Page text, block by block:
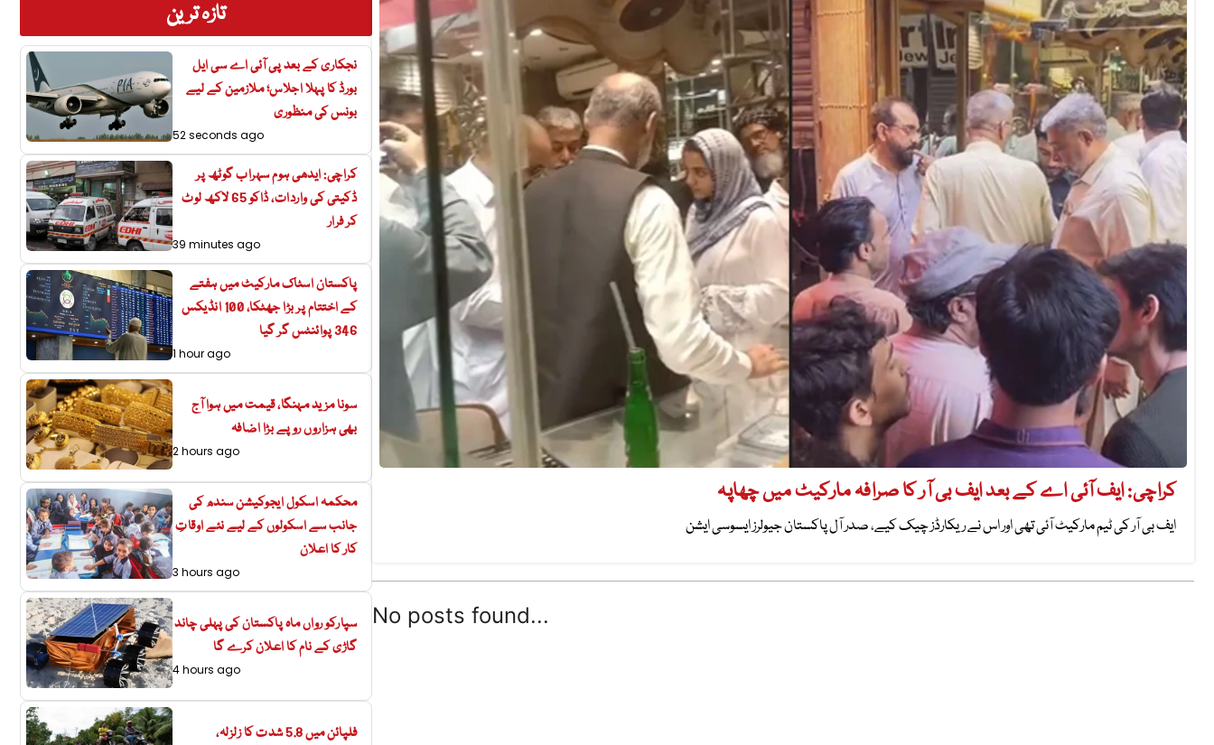
تازہ ترین
نجکاری کے بعد پی آئی اے سی ایل
بورڈ کا پہلا اجلاس؛ ملازمین کے لیے
بونس کی منظوری
52 seconds ago
کراچی: ایدھی ہوم سہراب گوٹھ پر
ڈکیتی کی واردات، ڈاکو 65 لاکھ لوٹ
کر فرار
39 minutes ago
پاکستان اسٹاک مارکیٹ میں ہفتے
کے اختتام پر بڑا جھٹکا، 100 انڈیکس
346 پوائنٹس گر گیا
1 hour ago
سونا مزید مہنگا، قیمت میں ہوا آج
بھی ہزاروں روپے بڑا اضافہ
2 hours ago
محکمہ اسکول ایجوکیشن سندھ کی
جانب سے اسکولوں کے لیے نئے اوقاتِ
کار کا اعلان
3 hours ago
سپارکو رواں ماہ پاکستان کی پہلی چاند
گاڑی کے نام کا اعلان کرے گا
4 hours ago
فلپائن میں 5.8 شدت کا زلزلہ،
کراچی: ایف آئی اے کے بعد ایف بی آر کا صرافہ مارکیٹ میں چھاپہ
ایف بی آر کی ٹیم مارکیٹ آئی تھی اور اس نے ریکارڈز چیک کیے، صدر آل پاکستان جیولرز ایسوسی ایشن
No posts found...